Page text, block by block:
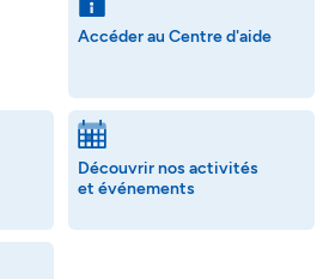
Accéder au Centre d'aide
Découvrir nos activités
et événements